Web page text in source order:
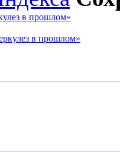
в прошлом»